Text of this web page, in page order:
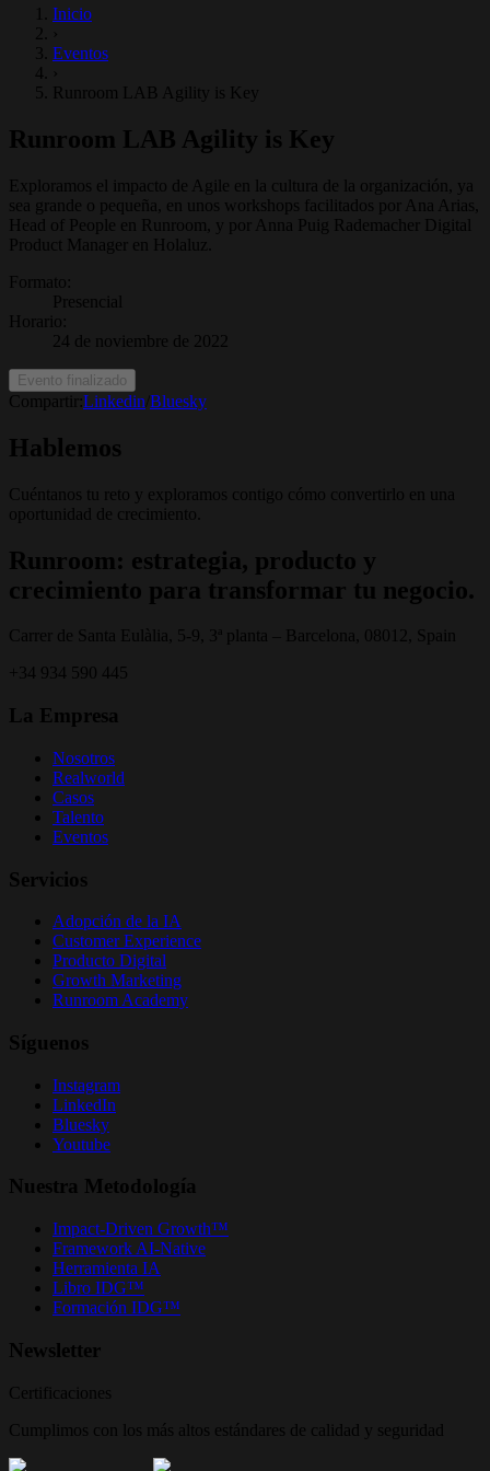
Inicio
›
Eventos
›
Runroom LAB Agility is Key
Runroom LAB Agility is Key
Exploramos el impacto de Agile en la cultura de la organización, ya
sea grande o pequeña, en unos workshops facilitados por Ana Arias,
Head of People en Runroom, y por Anna Puig Rademacher Digital
Product Manager en Holaluz.
Formato
Presencial
Horario
24 de noviembre de 2022
Evento finalizado
Compartir: Linkedin Bluesky
Hablemos
Cuéntanos tu reto y exploramos contigo cómo convertirlo en una
oportunidad de crecimiento.
Runroom: estrategia, producto y
crecimiento para transformar tu negocio.
Carrer de Santa Eulàlia, 5-9, 3ª planta – Barcelona, 08012, Spain
+34 934 590 445
La Empresa
Nosotros
Realworld
Casos
Talento
Eventos
Servicios
Adopción de la IA
Customer Experience
Producto Digital
Growth Marketing
Runroom Academy
Síguenos
Instagram
LinkedIn
Bluesky
Youtube
Nuestra Metodología
Impact-Driven Growth™
Framework AI-Native
Herramienta IA
Libro IDG™
Formación IDG™
Newsletter
Certificaciones
Cumplimos con los más altos estándares de calidad y seguridad